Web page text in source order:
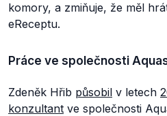
komory, a zmiňuje, že měl
eReceptu.
Práce ve společnosti
Zdeněk Hřib působil v letech
konzultant ve společnosti